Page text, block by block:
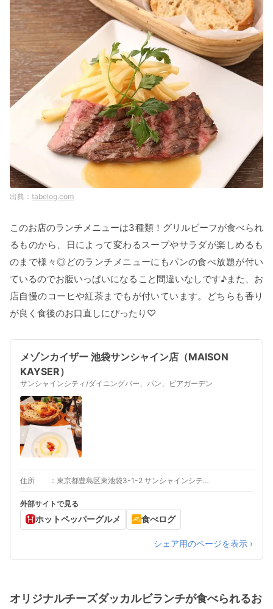
tabelog.com
このお店のランチメニューは3種類！グリルビーフが食べられ
るものから、日によって変わるスープやサラダが楽しめるも
のまで様々◎どのランチメニューにもパンの食べ放題が付い
ているのでお腹いっぱいになること間違いなしです♪また、お
店自慢のコーヒや紅茶までもが付いています。どちらも香り
が良く食後のお口直しにぴったり♡
メゾンカイザー 池袋サンシャイン店（MAISON
KAYSER）
サンシャインシティ/ダイニングバー、パン、ビアガーデン
住所 東京都豊島区東池袋3-1-2 サンシャインシティアルパ 1F
外部サイトで見る
ホットペッパーグルメ 食べログ
シェア用のページを表示 ›
オリジナルチーズダッカルビランチが食べられるお